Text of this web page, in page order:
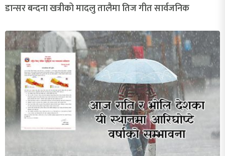
डान्सर बन्दना खत्रीको मादलु तालैमा तिज गीत सार्वजनिक